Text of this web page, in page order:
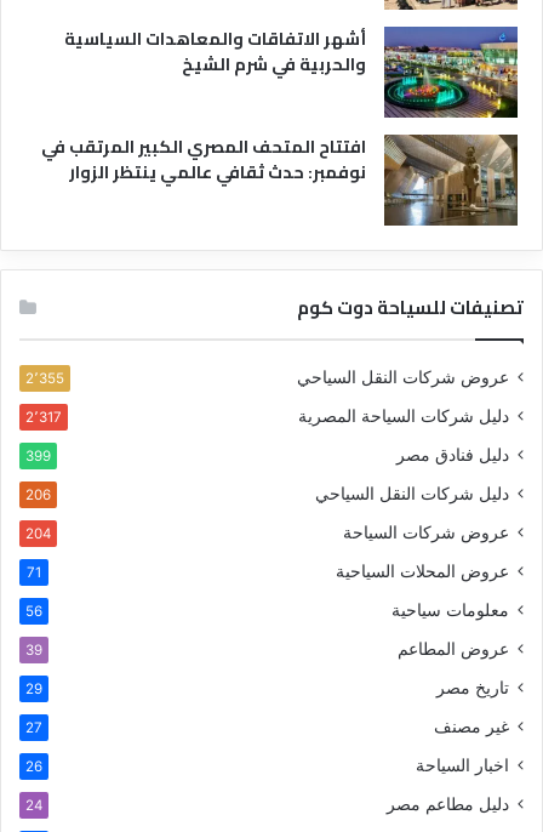
أشهر الاتفاقات والمعاهدات السياسية
والحربية في شرم الشيخ
افتتاح المتحف المصري الكبير المرتقب في
نوفمبر: حدث ثقافي عالمي ينتظر الزوار
تصنيفات للسياحة دوت كوم
عروض شركات النقل السياحي 2٬355
دليل شركات السياحة المصرية 2٬317
دليل فنادق مصر 399
دليل شركات النقل السياحي 206
عروض شركات السياحة 204
عروض المحلات السياحية 71
معلومات سياحية 56
عروض المطاعم 39
تاريخ مصر 29
غير مصنف 27
اخبار السياحة 26
دليل مطاعم مصر 24